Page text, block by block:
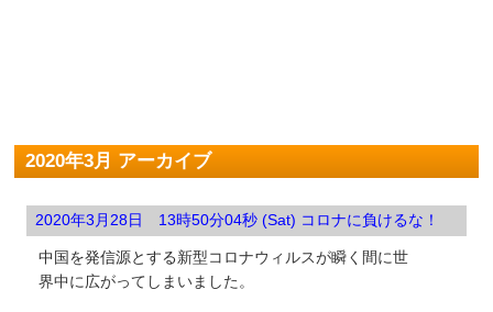
2020年3月 アーカイブ
2020年3月28日 13時50分04秒 (Sat) コロナに負けるな！
中国を発信源とする新型コロナウィルスが瞬く間に世
界中に広がってしまいました。